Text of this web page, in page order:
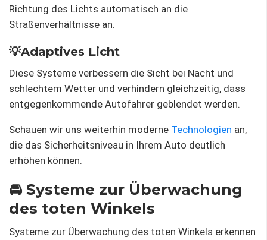
Richtung des Lichts automatisch an die
Straßenverhältnisse an.
💡Adaptives Licht
Diese Systeme verbessern die Sicht bei Nacht und
schlechtem Wetter und verhindern gleichzeitig, dass
entgegenkommende Autofahrer geblendet werden.
Schauen wir uns weiterhin moderne Technologien an,
die das Sicherheitsniveau in Ihrem Auto deutlich
erhöhen können.
🚘 Systeme zur Überwachung
des toten Winkels
Systeme zur Überwachung des toten Winkels erkennen